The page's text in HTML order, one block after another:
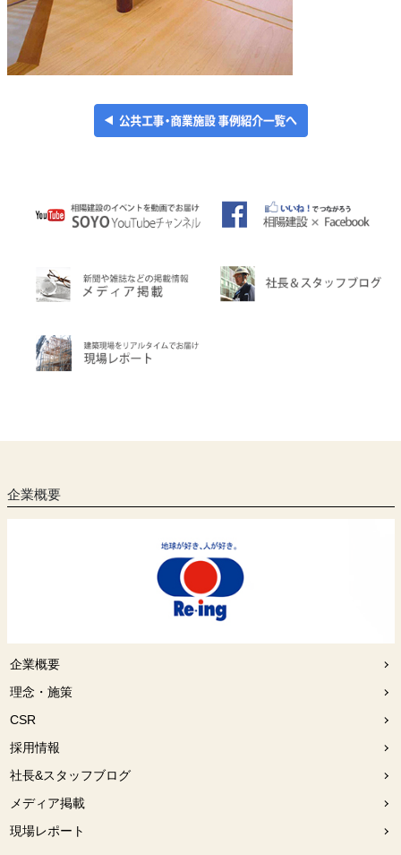
企業概要
企業概要
理念・施策
CSR
採用情報
社長&スタッフブログ
メディア掲載
現場レポート